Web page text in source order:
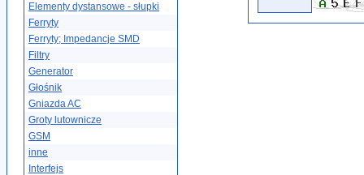
Elementy dystansowe - słupki
Ferryty
Ferryty; Impedancje SMD
Filtry
Generator
Głośnik
Gniazda AC
Groty lutownicze
GSM
inne
Interfejs